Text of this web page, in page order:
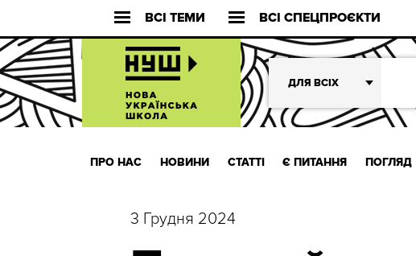
ВСІ ТЕМИ ВСІ СПЕЦПРОЄКТИ
ДЛЯ ВСІХ
ПРО НАС НОВИНИ СТАТТІ Є ПИТАННЯ ПОГЛЯД
3 Грудня 2024